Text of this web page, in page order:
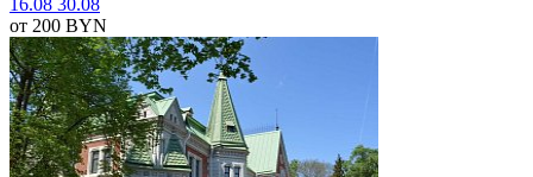
от 200 BYN